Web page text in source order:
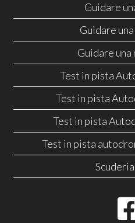
Guidare
Guidare
Guidare
Test in pista
Test in pista
Test in pista
Test in pista